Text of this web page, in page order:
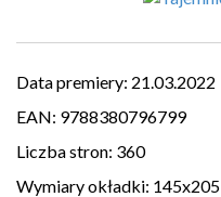
Data premiery: 21.03.2022
EAN: 9788380796799
Liczba stron: 360
Wymiary okładki: 145x205